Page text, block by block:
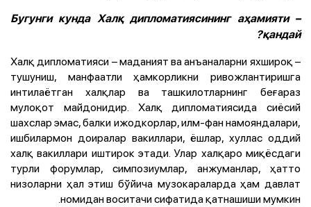
– Бугунги кунда Халқ дипломатиясининг аҳамияти
қандай?
– Халқ дипломатияси – маданият ва анъаналарни яхшироқ
тушуниш, манфаатли ҳамкорликни ривожлантиришга
интилаётган халқлар ва ташкилотларнинг беғараз
мулоқот майдонидир. Халқ дипломатиясида сиёсий
шахслар эмас, балки ижодкорлар, илм-фан намояндалари,
ишбилармон доиралар вакиллари, ёшлар, хуллас оддий
халқ вакиллари иштирок этади. Улар халқаро миқёсдаги
турли форумлар, симпозиумлар, анжуманлар, ҳатто
низоларни ҳал этиш бўйича музокараларда ҳам давлат
номидан воситачи сифатида қатнашиши мумкин.